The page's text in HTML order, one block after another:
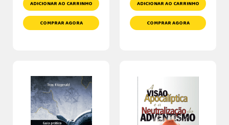
ADICIONAR AO CARRINHO
COMPRAR AGORA
ADICIONAR AO CARRINHO
COMPRAR AGORA